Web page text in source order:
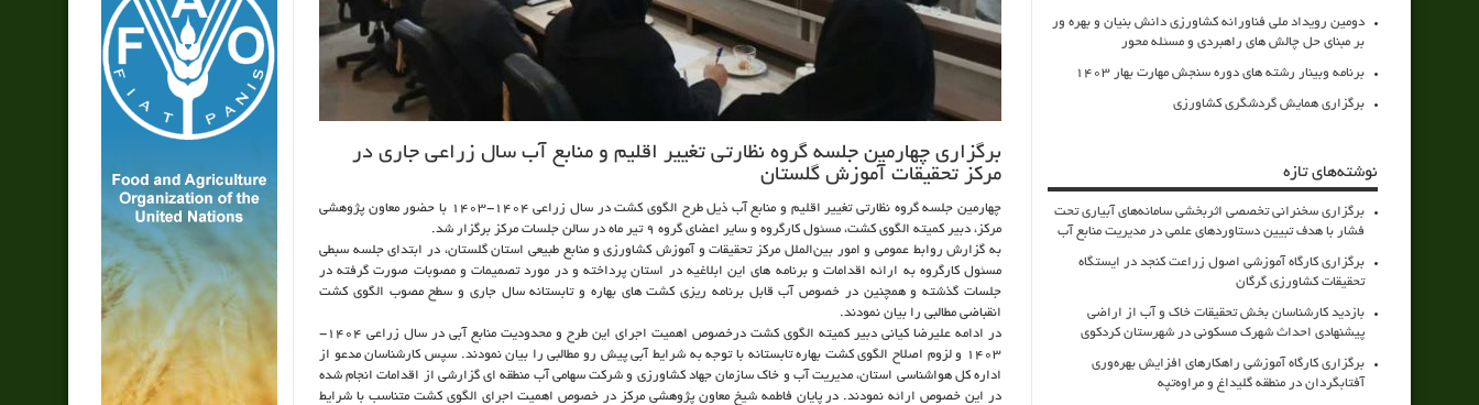
برگزاری چهارمین جلسه گروه نظارتی تغییر اقلیم و منابع آب سال زراعی جاری در
مرکز تحقیقات آموزش گلستان
چهارمین جلسه گروه نظارتی تغییر اقلیم و منابع آب ذیل طرح الگوی کشت در سال زراعی ۱۴۰۴-۱۴۰۳ با حضور معاون پژوهشی
مرکز، دبیر کمیته الگوی کشت، مسئول کارگروه و سایر اعضای گروه 9 تیر ماه در سالن جلسات مرکز برگزار شد.
به گزارش روابط عمومی و امور بین‌الملل مرکز تحقیقات و آموزش کشاورزی و منابع طبیعی استان گلستان، در ابتدای جلسه سبطی
مسئول کارگروه به ارائه اقدامات و برنامه های این ابلاغیه در استان پرداخته و در مورد تصمیمات و مصوبات صورت گرفته در
جلسات گذشته و همچنین در خصوص آب قابل برنامه ریزی کشت های بهاره و تابستانه سال جاری و سطح مصوب الگوی کشت
انقباضی مطالبی را بیان نمودند.
در ادامه علیرضا کیانی دبیر کمیته الگوی کشت درخصوص اهمیت اجرای این طرح و محدودیت منابع آبی در سال زراعی 1404-
1403 و لزوم اصلاح الگوی کشت بهاره تابستانه با توجه به شرایط آبی پیش رو مطالبی را بیان نمودند. سپس کارشناسان مدعو از
اداره کل هواشناسی استان، مدیریت آب و خاک سازمان جهاد کشاورزی و شرکت سهامی آب منطقه ای گزارشی از اقدامات انجام شده
در این خصوص ارائه نمودند. در پایان فاطمه شیخ معاون پژوهشی مرکز در خصوص اهمیت اجرای الگوی کشت متناسب با شرایط
دومین رویداد ملی فناورانه کشاورزی دانش بنیان و بهره ور
بر مبنای حل چالش های راهبردی و مسئله محور
برنامه وبینار رشته های دوره سنجش مهارت بهار 1403
برگزاری همایش گردشگری کشاورزی
نوشته‌های تازه
برگزاری سخنرانی تخصصی اثربخشی سامانه‌های آبیاری تحت
فشار با هدف تبیین دستاوردهای علمی در مدیریت منابع آب
برگزاری کارگاه آموزشی اصول زراعت کنجد در ایستگاه
تحقیقات کشاورزی گرگان
بازدید کارشناسان بخش تحقیقات خاک و آب از اراضی
پیشنهادی احداث شهرک مسکونی در شهرستان کردکوی
برگزاری کارگاه آموزشی راهکارهای افزایش بهره‌وری
آفتابگردان در منطقه گلیداغ و مراوه‌تپه